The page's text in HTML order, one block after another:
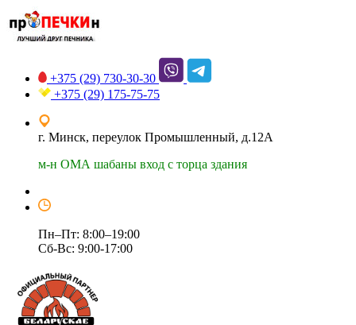
+375 (29) 730-30-30
+375 (29) 175-75-75
г. Минск, переулок Промышленный, д.12А
м-н ОМА шабаны вход с торца здания
Пн–Пт: 8:00–19:00
Сб-Вс: 9:00-17:00